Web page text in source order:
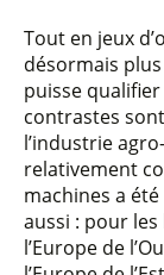
Tout en jeux
désormais
puisse qualifier
contrastes
l’industrie
relativement
machines a
aussi : pour
l’Europe de